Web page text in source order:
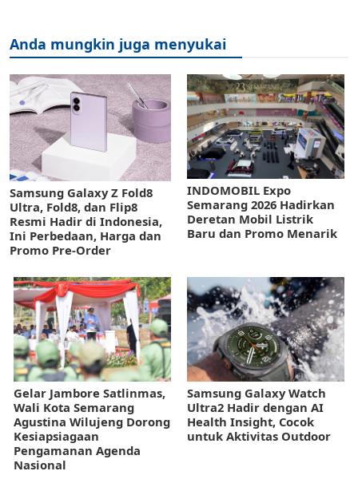
Anda mungkin juga menyukai
Samsung Galaxy Z Fold8
Ultra, Fold8, dan Flip8
Resmi Hadir di Indonesia,
Ini Perbedaan, Harga dan
Promo Pre-Order
INDOMOBIL Expo
Semarang 2026 Hadirkan
Deretan Mobil Listrik
Baru dan Promo Menarik
Gelar Jambore Satlinmas,
Wali Kota Semarang
Agustina Wilujeng Dorong
Kesiapsiagaan
Pengamanan Agenda
Nasional
Samsung Galaxy Watch
Ultra2 Hadir dengan AI
Health Insight, Cocok
untuk Aktivitas Outdoor